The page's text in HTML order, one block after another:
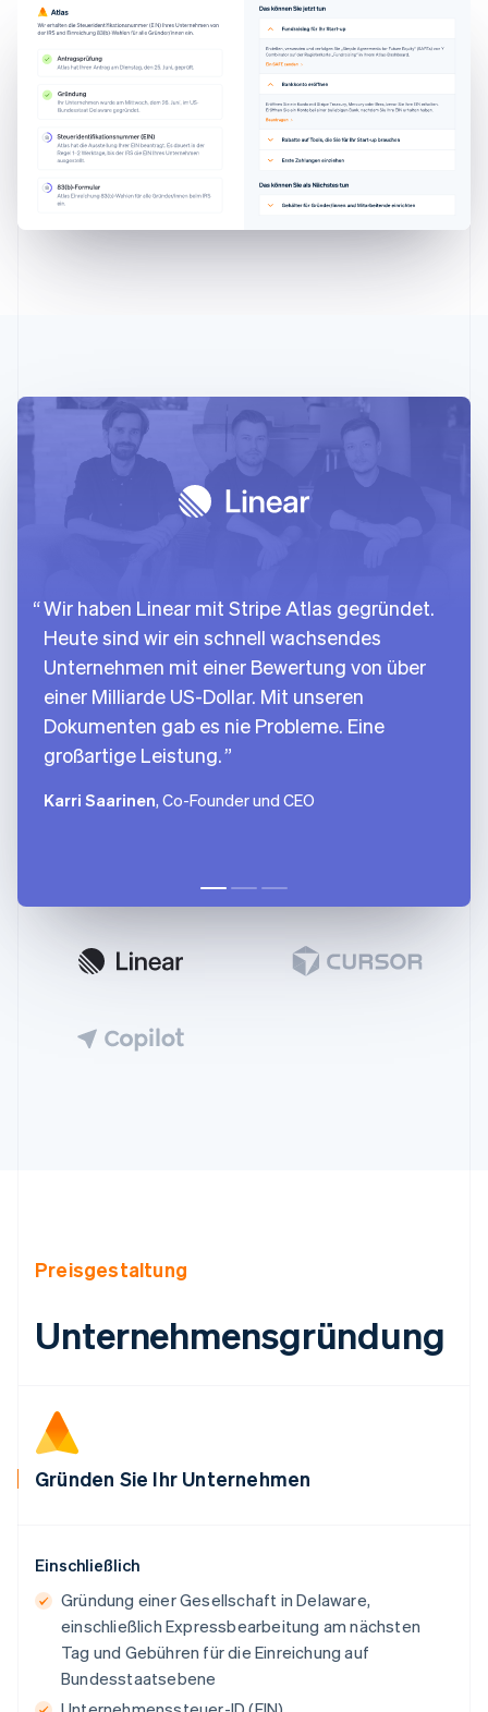
Wir haben Linear mit Stripe Atlas gegründet.
Heute sind wir ein schnell wachsendes
Unternehmen mit einer Bewertung von über
einer Milliarde US-Dollar. Mit unseren
Dokumenten gab es nie Probleme. Eine
großartige Leistung.
Karri Saarinen, Co-Founder und CEO
Preisgestaltung
Unternehmensgründung
Gründen Sie Ihr Unternehmen
Einschließlich
Gründung einer Gesellschaft in Delaware,
einschließlich Expressbearbeitung am nächsten
Tag und Gebühren für die Einreichung auf
Bundesstaatsebene
Belgien
Nederlands Français
PortuguêsEnglish
Bulgarien
Deutschland
Deutsch
Estland
Finnland
Frankreich
FrançaisEnglish
Gibraltar
English
Griechenland